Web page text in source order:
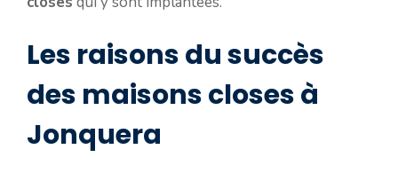
Les raisons du succès
des maisons closes à
Jonquera